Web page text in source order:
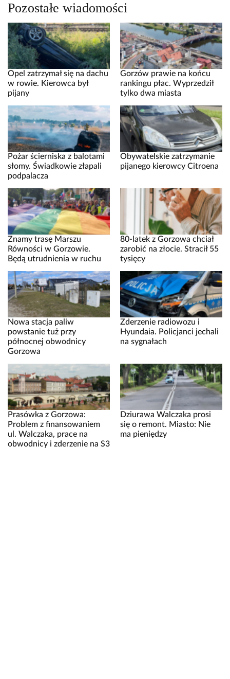
Pozostałe wiadomości
Opel zatrzymał się na dachu
w rowie. Kierowca był
pijany
Gorzów prawie na końcu
rankingu płac. Wyprzedził
tylko dwa miasta
Pożar ścierniska z balotami
słomy. Świadkowie złapali
podpalacza
Obywatelskie zatrzymanie
pijanego kierowcy Citroena
Znamy trasę Marszu
Równości w Gorzowie.
Będą utrudnienia w ruchu
80-latek z Gorzowa chciał
zarobić na złocie. Stracił 55
tysięcy
Nowa stacja paliw
powstanie tuż przy
północnej obwodnicy
Gorzowa
Zderzenie radiowozu i
Hyundaia. Policjanci jechali
na sygnałach
Prasówka z Gorzowa:
Problem z finansowaniem
ul. Walczaka, prace na
obwodnicy i zderzenie na S3
Dziurawa Walczaka prosi
się o remont. Miasto: Nie
ma pieniędzy